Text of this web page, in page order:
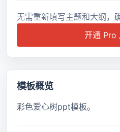
无需重新填写主题和大纲，
开通 Pro
模板概览
彩色爱心树ppt模板。